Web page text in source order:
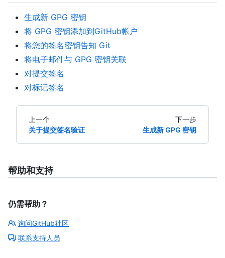
生成新 GPG 密钥
将 GPG 密钥添加到GitHub帐户
将您的签名密钥告知 Git
将电子邮件与 GPG 密钥关联
对提交签名
对标记签名
上一个
关于提交签名验证
下一步
生成新 GPG 密钥
帮助和支持
仍需帮助？
询问GitHub社区
联系支持人员